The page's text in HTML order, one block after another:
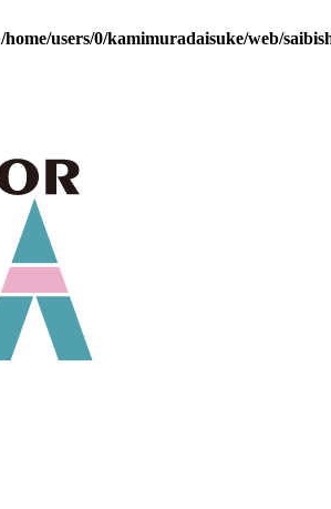
/home/users/0/kamimuradaisuke/web/